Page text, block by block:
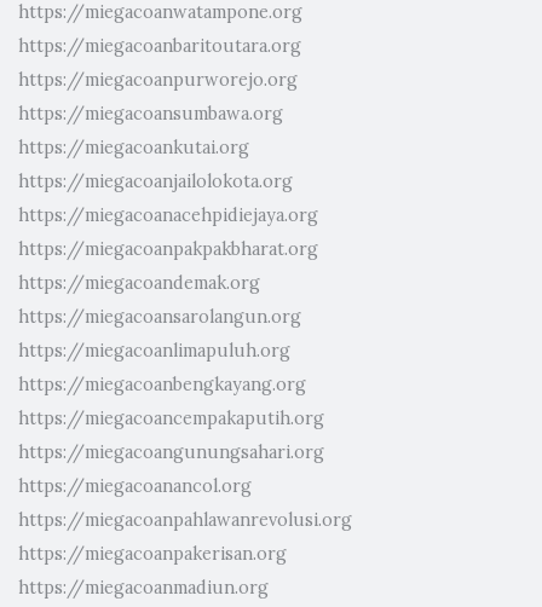
https://miegacoanwatampone.org
https://miegacoanbaritoutara.org
https://miegacoanpurworejo.org
https://miegacoansumbawa.org
https://miegacoankutai.org
https://miegacoanjailolokota.org
https://miegacoanacehpidiejaya.org
https://miegacoanpakpakbharat.org
https://miegacoandemak.org
https://miegacoansarolangun.org
https://miegacoanlimapuluh.org
https://miegacoanbengkayang.org
https://miegacoancempakaputih.org
https://miegacoangunungsahari.org
https://miegacoanancol.org
https://miegacoanpahlawanrevolusi.org
https://miegacoanpakerisan.org
https://miegacoanmadiun.org